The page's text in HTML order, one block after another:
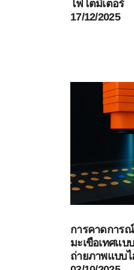
โฟโตมิเตอร์
17/12/2025
การคาดการ
มะเขือเทศแ
ถ่ายภาพแบบไ